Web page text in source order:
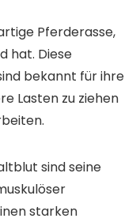
Pferderasse,
hat. Diese
bekannt für ihre
Lasten zu ziehen
sind seine
starken